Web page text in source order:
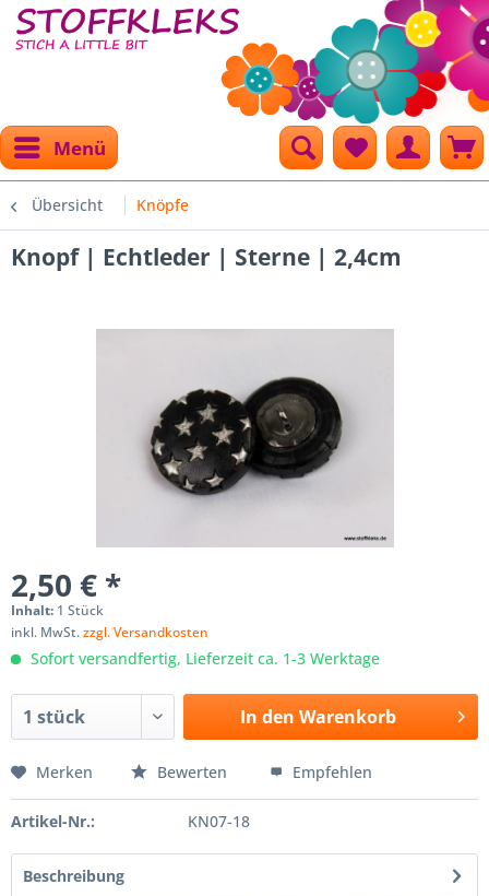
Menü
Übersicht Knöpfe
Knopf | Echtleder | Sterne | 2,4cm
2,50 € *
Inhalt: 1 Stück
inkl. MwSt.zzgl. Versandkosten
Sofort versandfertig, Lieferzeit ca. 1-3 Werktage
In den Warenkorb
Merken Bewerten Empfehlen
Artikel-Nr.: KN07-18
Beschreibung